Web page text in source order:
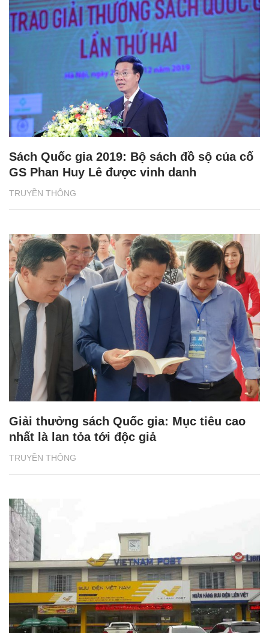
TRUYỀN THÔNG
Sách Quốc gia 2019: Bộ sách đồ sộ của cố
GS Phan Huy Lê được vinh danh
TRUYỀN THÔNG
Giải thưởng sách Quốc gia: Mục tiêu cao
nhất là lan tỏa tới độc giả